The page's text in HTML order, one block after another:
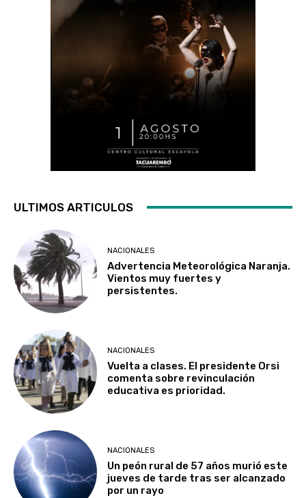
ULTIMOS ARTICULOS
NACIONALES
Advertencia Meteorológica Naranja.
Vientos muy fuertes y
persistentes.
NACIONALES
Vuelta a clases. El presidente Orsi
comenta sobre revinculación
educativa es prioridad.
NACIONALES
Un peón rural de 57 años murió este
jueves de tarde tras ser alcanzado
por un rayo